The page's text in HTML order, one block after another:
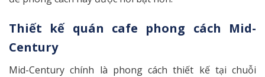
Thiết kế quán cafe phong cách Mid-
Century
Mid-Century chính là phong cách thiết kế tại chuỗi